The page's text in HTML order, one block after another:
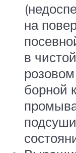
на
в
борной